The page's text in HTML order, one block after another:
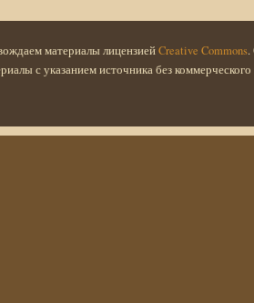
материалы лицензиейCreative Commons.
с указанием источника без коммерческого